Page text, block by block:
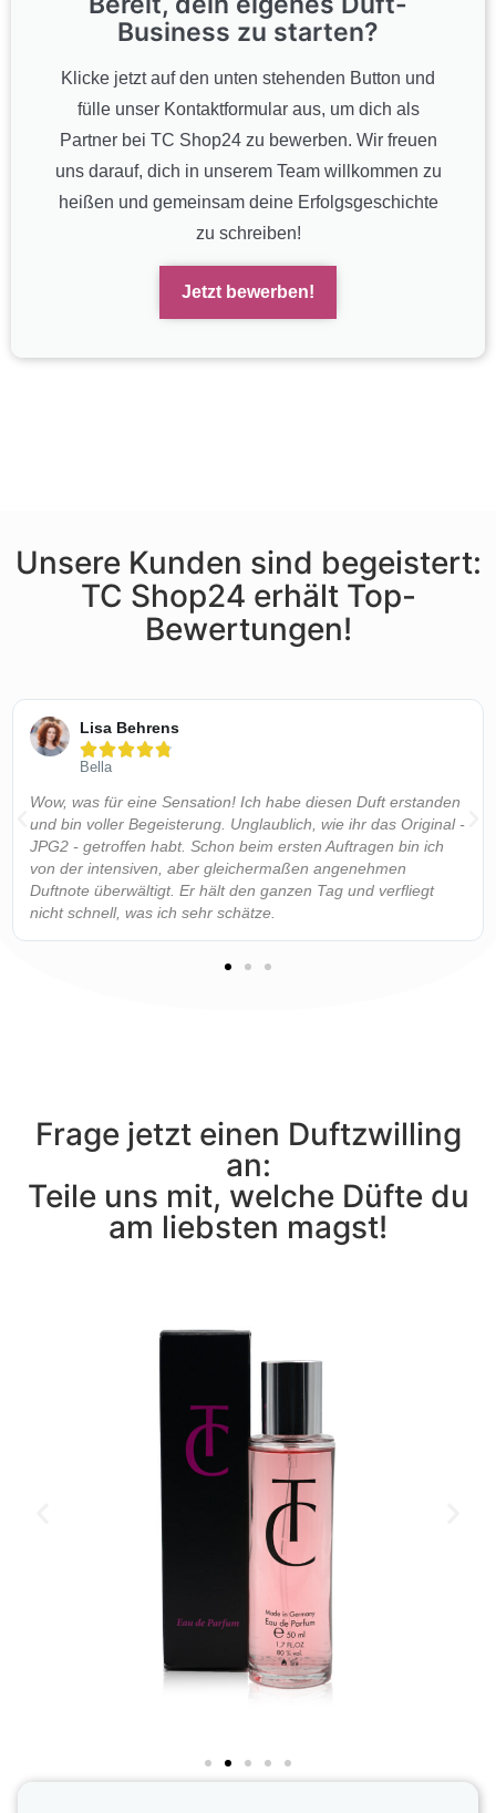
Business zu starten?
Klicke jetzt auf den unten stehenden Button und
fülle unser Kontaktformular aus, um dich als
Partner bei TC Shop24 zu bewerben. Wir freuen
uns darauf, dich in unserem Team willkommen zu
heißen und gemeinsam deine Erfolgsgeschichte
zu schreiben!
Jetzt bewerben!
Unsere Kunden sind begeistert:
TC Shop24 erhält Top-
Bewertungen!
Lisa Behrens

Bella
Wow, was für eine Sensation! Ich habe diesen Duft erstanden
und bin voller Begeisterung. Unglaublich, wie ihr das Original -
JPG2 - getroffen habt. Schon beim ersten Auftragen bin ich
von der intensiven, aber gleichermaßen angenehmen
Duftnote überwältigt. Er hält den ganzen Tag und verfliegt
nicht schnell, was ich sehr schätze.
Frage jetzt einen Duftzwilling
an:
Teile uns mit, welche Düfte du
am liebsten magst!